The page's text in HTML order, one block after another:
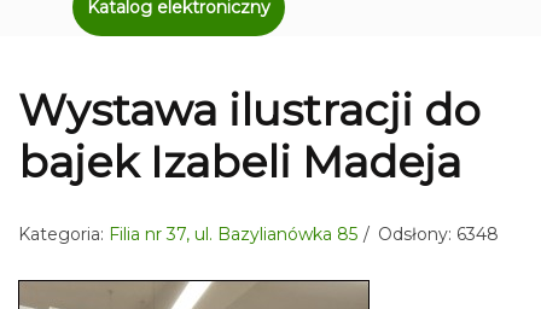
Katalog elektroniczny
Wystawa ilustracji do
bajek Izabeli Madeja
Kategoria: Filia nr 37, ul. Bazylianówka 85 Odsłony: 6348